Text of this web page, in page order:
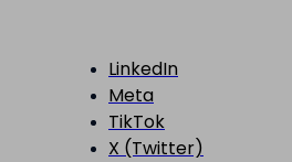
LinkedIn
Meta
TikTok
X (Twitter)